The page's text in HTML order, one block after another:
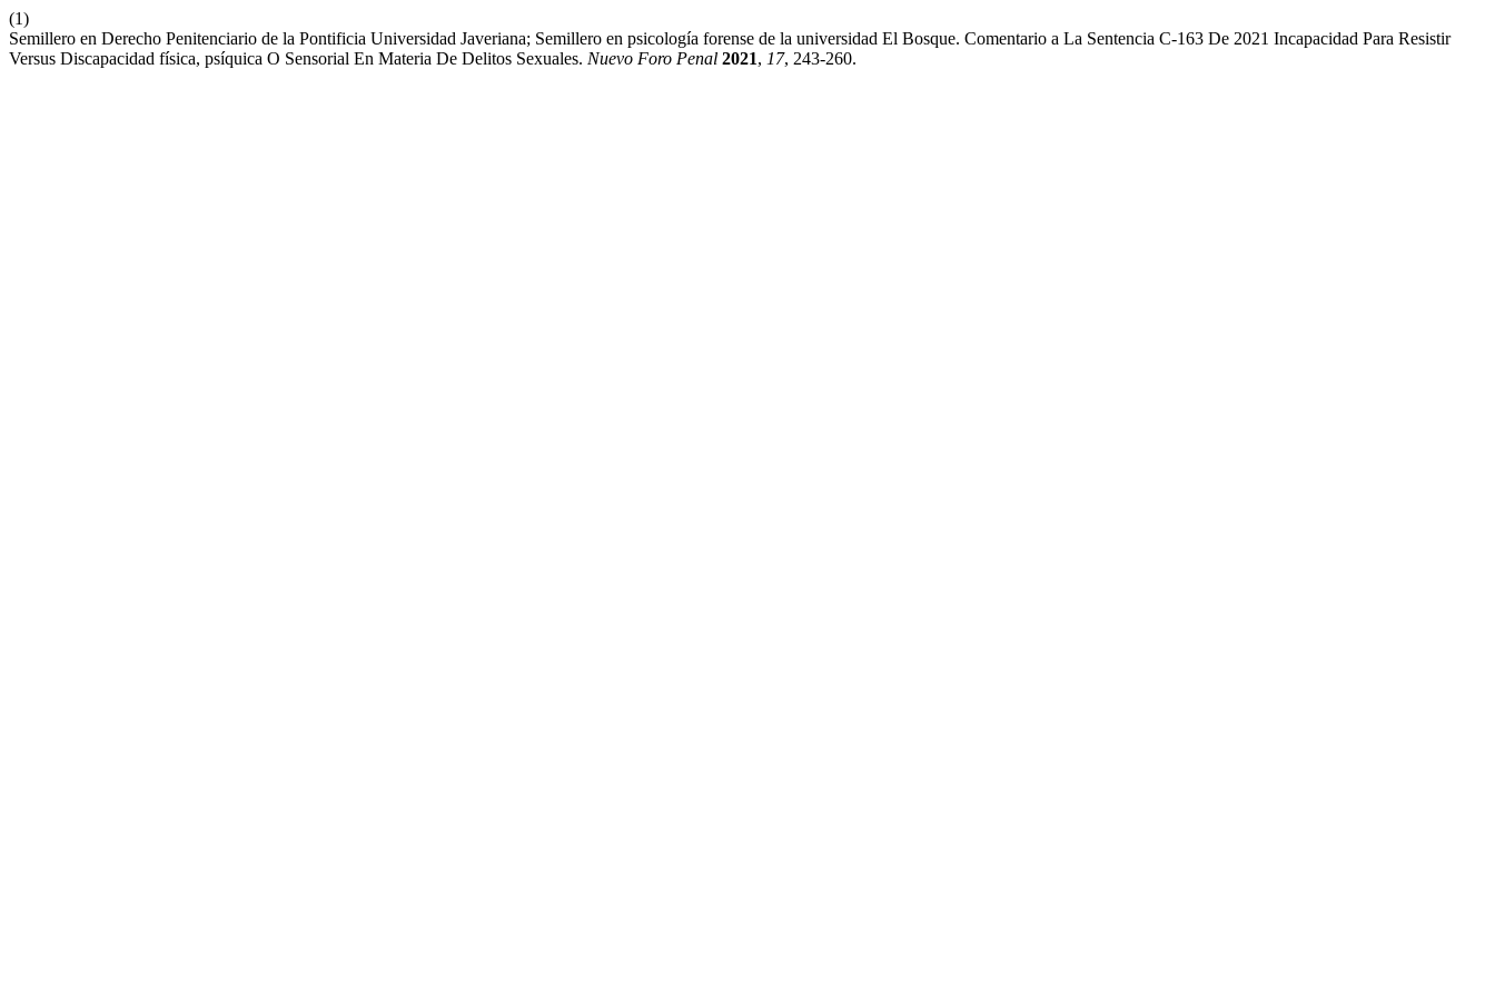
(1)
Semillero en Derecho Penitenciario de la Pontificia Universidad Javeriana; Semillero en psicología forense de la universidad El Bosque. Comentario a La Sentencia C-163 De 2021 Incapacidad Para Resistir
Versus Discapacidad física, psíquica O Sensorial En Materia De Delitos Sexuales. Nuevo Foro Penal 2021, 17, 243-260.